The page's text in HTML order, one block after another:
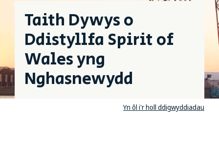
Taith Dywys o
Ddistyllfa Spirit of
Wales yng
Nghasnewydd
Yn ôl i'r holl ddigwyddiadau